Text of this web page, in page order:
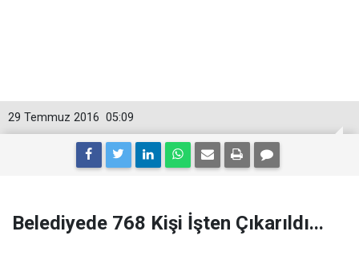
05:09
29 Temmuz 2016
Belediyede 768 Kişi İşten Çıkarıldı...